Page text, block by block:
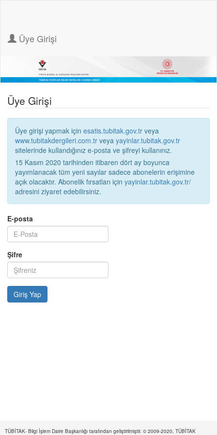
Üye Girişi
Üye Girişi
Üye girişi yapmak için esatis.tubitak.gov.tr veya
www.tubitakdergileri.com.tr veya yayinlar.tubitak.gov.tr
sitelerinde kullandığınız e-posta ve şifreyi kullanınız.
15 Kasım 2020 tarihinden itibaren dört ay boyunca
yayımlanacak tüm yeni sayılar sadece abonelerin erişimine
açık olacaktır. Abonelik fırsatları için yayinlar.tubitak.gov.tr/
adresini ziyaret edebilirsiniz.
E-posta
Şifre
TÜBİTAK- Bilgi İşlem Daire Başkanlığı tarafından geliştirilmiştir. © 2009-2020, TÜBİTAK